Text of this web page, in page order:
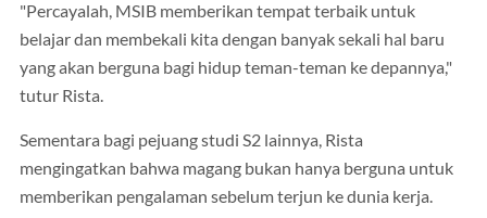
"Percayalah, MSIB memberikan tempat terbaik untuk
belajar dan membekali kita dengan banyak sekali hal baru
yang akan berguna bagi hidup teman-teman ke depannya,"
tutur Rista.
Sementara bagi pejuang studi S2 lainnya, Rista
mengingatkan bahwa magang bukan hanya berguna untuk
memberikan pengalaman sebelum terjun ke dunia kerja.